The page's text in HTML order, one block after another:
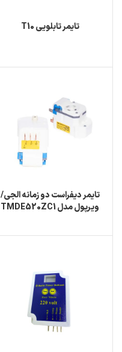
تایمر تابلویی T10
تایمر دیفراست دو زمانه الجی/
ویرپول مدل TMDE520ZC1